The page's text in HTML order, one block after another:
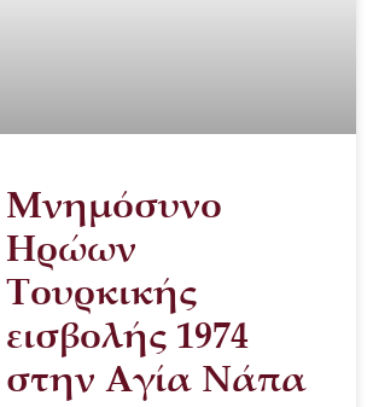
Μνημόσυνο
Ηρώων
Τουρκικής
εισβολής 1974
στην Αγία Νάπα